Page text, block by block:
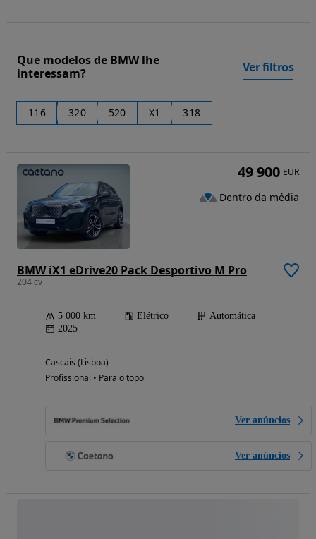
Que modelos de BMW lhe
interessam?
Ver filtros
116 320 520 X1 318
BMW iX1 eDrive20 Pack Desportivo M Pro
204 cv
5 000 km Elétrico
Automática
2025
Cascais (Lisboa)
Profissional • Para o topo
Ver anúncios
Ver anúncios
49 900 EUR
Dentro da média